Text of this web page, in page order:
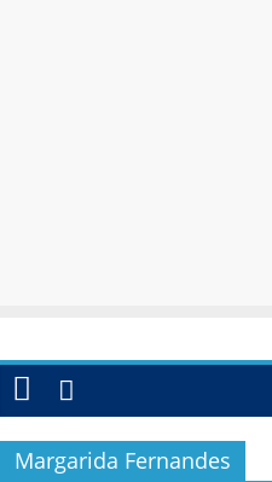
Margarida Fernandes